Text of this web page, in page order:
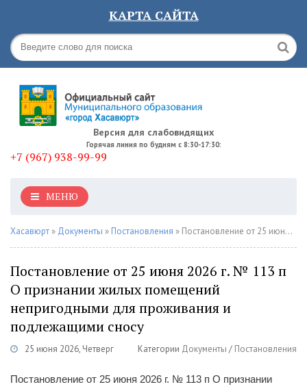
КАРТА САЙТА
Версия для слабовидящих
Горячая линия по будням с 8:30-17:30:
+7 (967) 938-99-99
МЕНЮ
Хасавюрт » Документы » Постановления » Постановление от 25 июня 2026 г. № 113 п О признании жилых помещений непригодными для проживания и подлежащими сносу
Постановление от 25 июня 2026 г. № 113 п
О признании жилых помещений
непригодными для проживания и
подлежащими сносу
25 июня 2026, Четверг Категории Документы / Постановления
Постановление от 25 июня 2026 г. № 113 п О признании